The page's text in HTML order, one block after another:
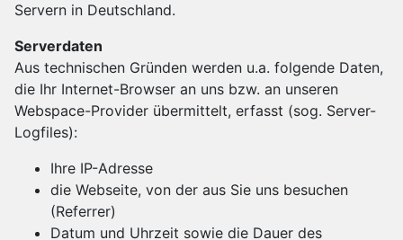
Servern in Deutschland.
Serverdaten
Aus technischen Gründen werden u.a. folgende Daten,
die Ihr Internet-Browser an uns bzw. an unseren
Webspace-Provider übermittelt, erfasst (sog. Server-
Logfiles):
Ihre IP-Adresse
die Webseite, von der aus Sie uns besuchen
(Referrer)
Datum und Uhrzeit sowie die Dauer des